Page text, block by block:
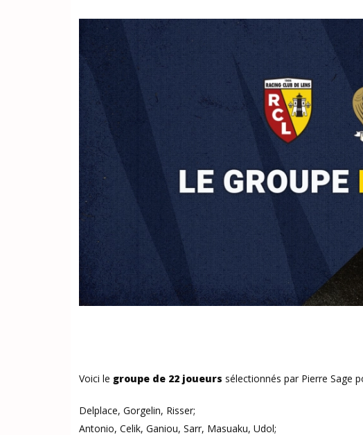
Voici le groupe de 22 joueurs sélectionnés par Pierre Sage
Delplace, Gorgelin, Risser;
Antonio, Celik, Ganiou, Sarr, Masuaku, Udol;